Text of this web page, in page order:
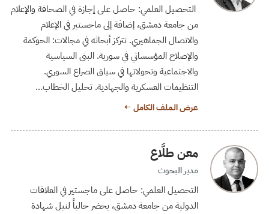
التحصيل العلمي: حاصل على إجازة في الصحافة والإعلام
من جامعة دمشق، إضافة إلى ماجستير في الإعلام
والاتصال الجماهيري. تتركز أبحاثه في مجالات: الحوكمة
والإصلاح المؤسساتي في سورية. البنى السياسية
والاجتماعية وتحولاتها في سياق الصراع السوري.
التنظيمات العسكرية والجهادية. تحليل الخطاب…
عرض الملف الكامل ←
معن طلَّاع
مدير البحوث
التحصيل العلمي: حاصل على ماجستير في العلاقات
الدولية من جامعة دمشق، يحضر حالياً لنيل شهادة